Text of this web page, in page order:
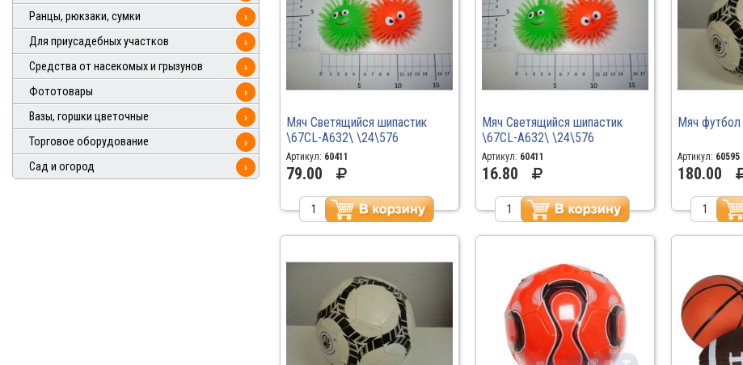
Ранцы, рюкзаки, сумки
›
Для приусадебных участков
›
Средства от насекомых и грызунов
›
Фототовары
›
Вазы, горшки цветочные
›
Торговое оборудование
›
Сад и огород
›
Мяч Светящийся шипастик
\67CL-A632\ \24\576
Артикул: 60411
79.00
Мяч Светящийся шипастик
\67CL-A632\ \24\576
Артикул: 60411
16.80
Мяч
Артикул: 60595
180.00